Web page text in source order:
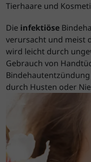
Tierhaare und
Die infektiöse
verursacht und meist
wird leicht durch
Gebrauch von
durch Husten oder